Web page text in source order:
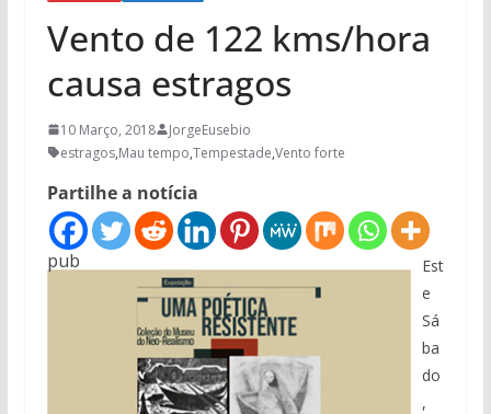
Vento de 122 kms/hora
causa estragos
10 Março, 2018
JorgeEusebio
estragos,Mau tempo,Tempestade,Vento forte
Partilhe a notícia
pub
Est
e
Sá
ba
do
,